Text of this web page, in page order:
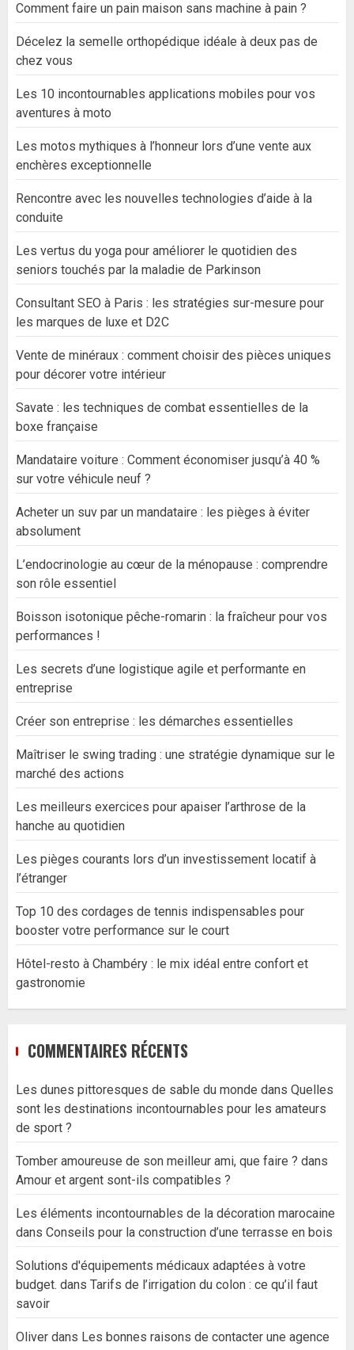
Comment faire un pain maison sans machine à pain ?
Décelez la semelle orthopédique idéale à deux pas de
chez vous
Les 10 incontournables applications mobiles pour vos
aventures à moto
Les motos mythiques à l’honneur lors d’une vente aux
enchères exceptionnelle
Rencontre avec les nouvelles technologies d’aide à la
conduite
Les vertus du yoga pour améliorer le quotidien des
seniors touchés par la maladie de Parkinson
Consultant SEO à Paris : les stratégies sur-mesure pour
les marques de luxe et D2C
Vente de minéraux : comment choisir des pièces uniques
pour décorer votre intérieur
Savate : les techniques de combat essentielles de la
boxe française
Mandataire voiture : Comment économiser jusqu’à 40 %
sur votre véhicule neuf ?
Acheter un suv par un mandataire : les pièges à éviter
absolument
L’endocrinologie au cœur de la ménopause : comprendre
son rôle essentiel
Boisson isotonique pêche-romarin : la fraîcheur pour vos
performances !
Les secrets d’une logistique agile et performante en
entreprise
Créer son entreprise : les démarches essentielles
Maîtriser le swing trading : une stratégie dynamique sur le
marché des actions
Les meilleurs exercices pour apaiser l’arthrose de la
hanche au quotidien
Les pièges courants lors d’un investissement locatif à
l’étranger
Top 10 des cordages de tennis indispensables pour
booster votre performance sur le court
Hôtel-resto à Chambéry : le mix idéal entre confort et
gastronomie
COMMENTAIRES RÉCENTS
Les dunes pittoresques de sable du monde dans Quelles
sont les destinations incontournables pour les amateurs
de sport ?
Tomber amoureuse de son meilleur ami, que faire ? dans
Amour et argent sont-ils compatibles ?
Les éléments incontournables de la décoration marocaine
dans Conseils pour la construction d’une terrasse en bois
Solutions d'équipements médicaux adaptées à votre
budget. dans Tarifs de l’irrigation du colon : ce qu’il faut
savoir
Oliver dans Les bonnes raisons de contacter une agence